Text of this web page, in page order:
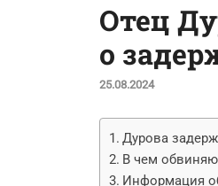
Отец
о
25.08.2024
Дурова
В чем
Информация